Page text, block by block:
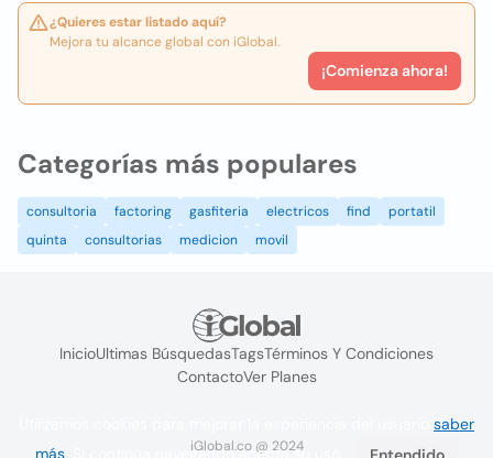
¿Quieres estar listado aquí?
Mejora tu alcance global con iGlobal.
¡Comienza ahora!
Categorías más populares
consultoria factoring gasfiteria electricos find
portatil
quinta
consultorias medicion movil
InicioUltimas BúsquedasTagsTérminos Y Condiciones
ContactoVer Planes
iGlobal.co @ 2024
saber
más . Si continúa navegando acepta su uso.